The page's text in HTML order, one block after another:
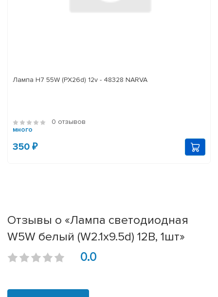
Лампа H7 55W (PX26d) 12v - 48328 NARVA
0 отзывов
много
350 ₽
Отзывы о «Лампа светодиодная
W5W белый (W2.1x9.5d) 12В, 1шт»
0.0